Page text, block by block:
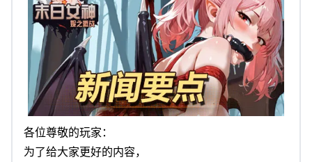
各位尊敬的玩家：
为了给大家更好的内容，